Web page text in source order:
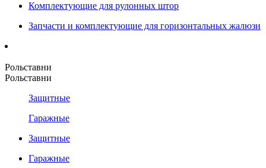
Комплектующие для рулонных штор
Запчасти и комплектующие для горизонтальных жалюзи
Рольставни
Рольставни
Защитные
Гаражные
Защитные
Гаражные